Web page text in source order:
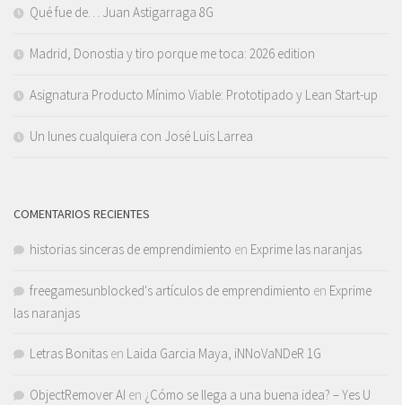
Qué fue de… Juan Astigarraga 8G
Madrid, Donostia y tiro porque me toca: 2026 edition
Asignatura Producto Mínimo Viable: Prototipado y Lean Start-up
Un lunes cualquiera con José Luis Larrea
COMENTARIOS RECIENTES
historias sinceras de emprendimiento en Exprime las naranjas
freegamesunblocked's artículos de emprendimiento en Exprime
las naranjas
Letras Bonitas en Laida Garcia Maya, iNNoVaNDeR 1G
ObjectRemover AI en ¿Cómo se llega a una buena idea? – Yes U